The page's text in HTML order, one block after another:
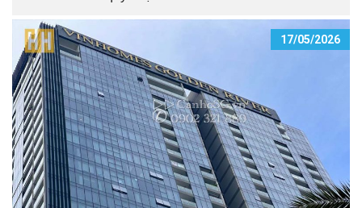
17/05/2026